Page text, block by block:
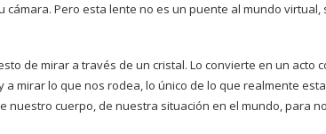
Pero esta lente no es un puente al mundo virtual,
de mirar a través de un cristal. Lo convierte en un acto
mirar lo que nos rodea, lo único de lo que realmente
nuestro cuerpo, de nuestra situación en el mundo, para